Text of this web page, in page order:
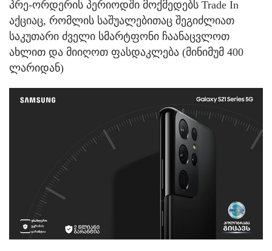
პრე-ორდერის პერიოდში მოქმედებს Trade In
აქციაც, რომლის საშუალებითაც შეგიძლიათ
საკუთარი ძველი სმარტფონი ჩაანაცვლოთ
ახლით და მიიღოთ ფასდაკლება (მინიმუმ 400
ლარიდან)